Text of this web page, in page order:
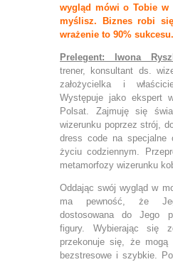
wygląd mówi o Tobie w
myślisz. Biznes robi
wrażenie to 90% sukcesu.
Prelegent: Iwona
trener, konsultant ds.
założycielka i
Występuje jako ekspert
Polsat. Zajmuję się
wizerunku poprzez strój,
dress code na specjalne
życiu codziennym.
metamorfozy wizerunku
Oddając swój wygląd w
ma pewność, że
dostosowana do Jego
figury. Wybierając się
przekonuje się, że mogą
bezstresowe i szybkie.